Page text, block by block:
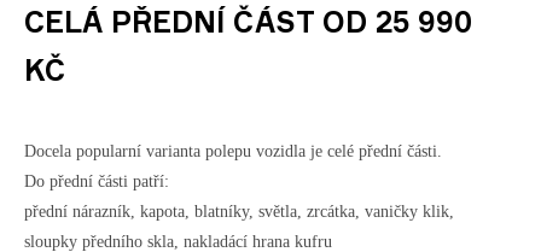
CELÁ PŘEDNÍ ČÁST OD 25 990
KČ
Docela popularní varianta polepu vozidla je celé přední části.
Do přední části patří:
přední nárazník, kapota, blatníky, světla, zrcátka, vaničky klik,
sloupky předního skla, nakladácí hrana kufru